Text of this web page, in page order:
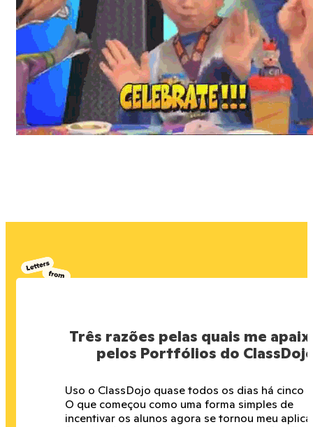
Três razões pelas quais me
pelos Portfólios do
Uso o ClassDojo quase todos os dias há cinco
O que começou como uma forma simples de
incentivar os alunos agora se tornou meu